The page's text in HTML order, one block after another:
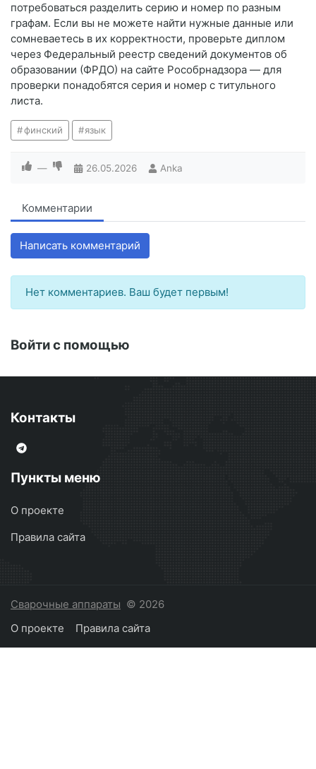
потребоваться разделить серию и номер по разным
графам. Если вы не можете найти нужные данные или
сомневаетесь в их корректности, проверьте диплом
через Федеральный реестр сведений документов об
образовании (ФРДО) на сайте Рособрнадзора — для
проверки понадобятся серия и номер с титульного
листа.
финский язык
— 26.05.2026 Anka
Комментарии
Написать комментарий
Нет комментариев. Ваш будет первым!
Войти с помощью
Контакты
Пункты меню
О проекте
Правила сайта
Сварочные аппараты © 2026
О проекте
Правила сайта